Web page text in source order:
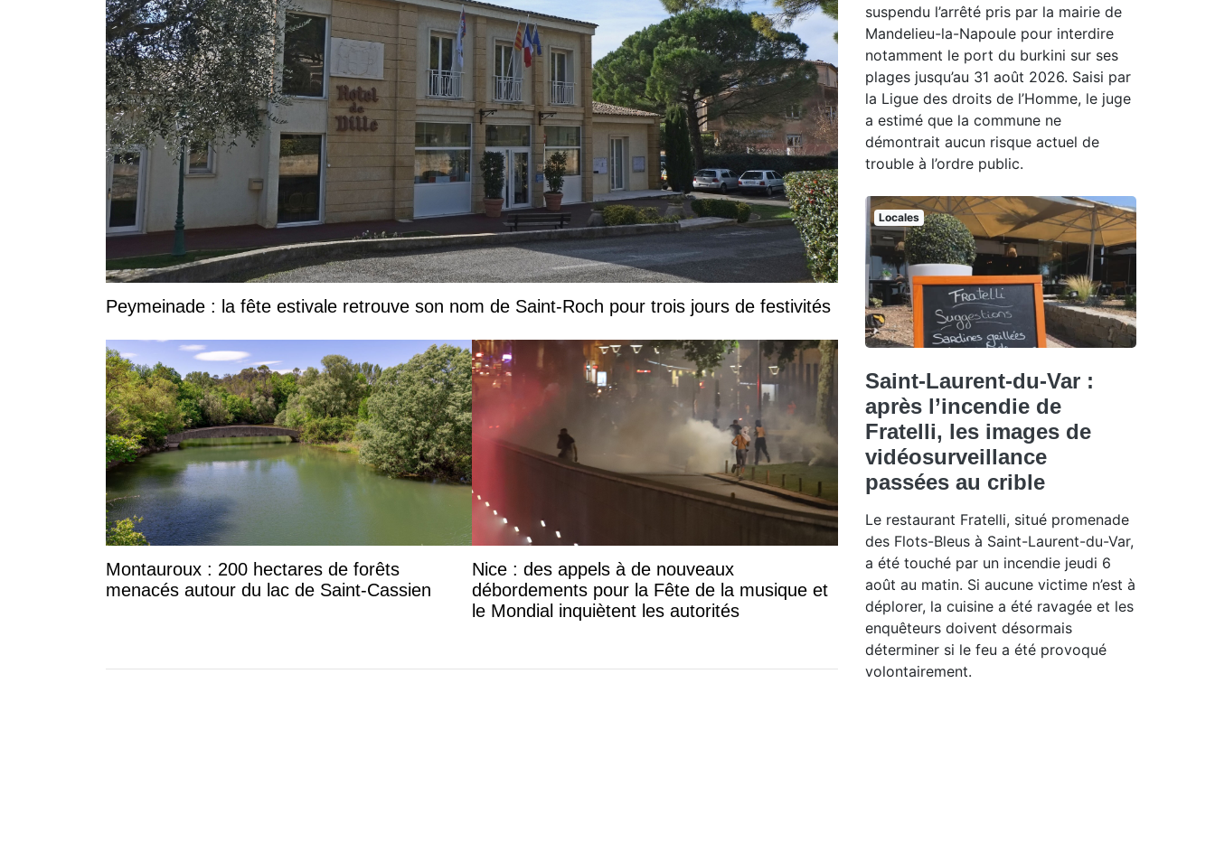
Peymeinade : la fête estivale retrouve son nom de Saint-Roch pour trois jours de festivités
Montauroux : 200 hectares de forêts
menacés autour du lac de Saint-Cassien
Nice : des appels à de nouveaux
débordements pour la Fête de la musique et
le Mondial inquiètent les autorités
suspendu l’arrêté pris par la mairie de
Mandelieu-la-Napoule pour interdire
notamment le port du burkini sur ses
plages jusqu’au 31 août 2026. Saisi par
la Ligue des droits de l’Homme, le juge
a estimé que la commune ne
démontrait aucun risque actuel de
trouble à l’ordre public.
Locales
Saint-Laurent-du-Var :
après l’incendie de
Fratelli, les images de
vidéosurveillance
passées au crible
Le restaurant Fratelli, situé promenade
des Flots-Bleus à Saint-Laurent-du-Var,
a été touché par un incendie jeudi 6
août au matin. Si aucune victime n’est à
déplorer, la cuisine a été ravagée et les
enquêteurs doivent désormais
déterminer si le feu a été provoqué
volontairement.